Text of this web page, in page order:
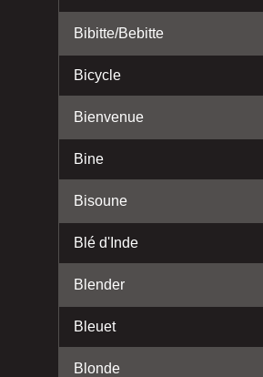
Bibitte/Bebitte
Bicycle
Bienvenue
Bine
Bisoune
Blé d'Inde
Blender
Bleuet
Blonde